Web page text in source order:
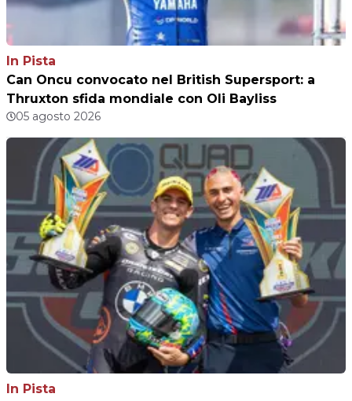
In Pista
Can Oncu convocato nel British Supersport: a
Thruxton sfida mondiale con Oli Bayliss
05 agosto 2026
In Pista